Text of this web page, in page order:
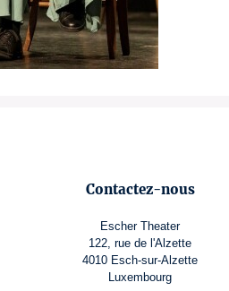
Contactez-nous
Escher Theater
122, rue de l'Alzette
4010 Esch-sur-Alzette
Luxembourg